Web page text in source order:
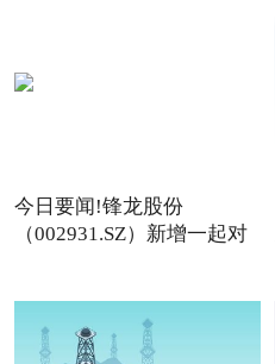
今日要闻!锋龙股份
（002931.SZ）新增一起对